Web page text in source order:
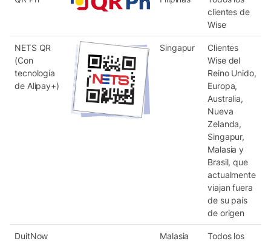
clientes de
Wise
NETS QR
(Con
tecnología
de Alipay+)
Singapur
Clientes
Wise del
Reino Unido,
Europa,
Australia,
Nueva
Zelanda,
Singapur,
Malasia y
Brasil, que
actualmente
viajan fuera
de su país
de origen
DuitNow
Malasia
Todos los